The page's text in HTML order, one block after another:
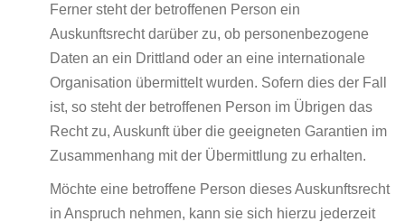
Ferner steht der betroffenen Person ein
Auskunftsrecht darüber zu, ob personenbezogene
Daten an ein Drittland oder an eine internationale
Organisation übermittelt wurden. Sofern dies der Fall
ist, so steht der betroffenen Person im Übrigen das
Recht zu, Auskunft über die geeigneten Garantien im
Zusammenhang mit der Übermittlung zu erhalten.
Möchte eine betroffene Person dieses Auskunftsrecht
in Anspruch nehmen, kann sie sich hierzu jederzeit